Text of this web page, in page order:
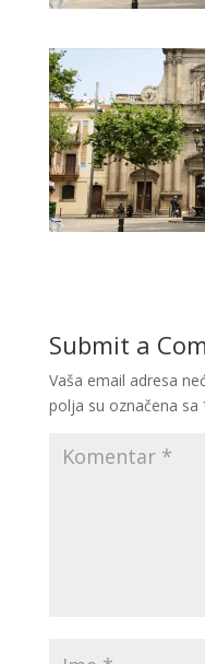
Submit a
Vaša email adresa
polja su označena sa